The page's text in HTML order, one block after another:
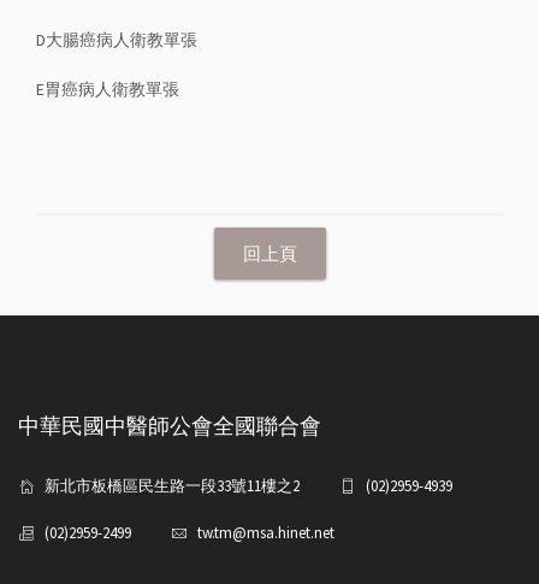
D大腸癌病人衛教單張
E胃癌病人衛教單張
中華民國中醫師公會全國聯合會
新北市板橋區民生路一段33號11樓之2 (02)2959-4939
(02)2959-2499 tw.tm@msa.hinet.net